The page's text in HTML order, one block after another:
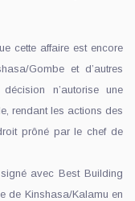
cette affaire est encore
Gombe et d’autres
n’autorise une
rendant les actions des
prôné par le chef de
avec Best Building
de Kinshasa/Kalamu en